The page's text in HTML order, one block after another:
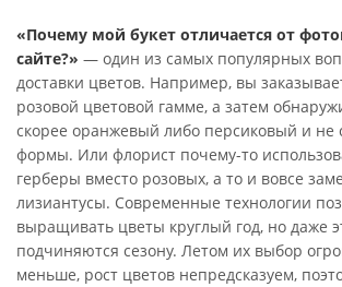
«Почему мой букет отличается от
сайте?» — один из самых популярных
доставки цветов. Например, вы
розовой цветовой гамме, а затем
скорее оранжевый либо персиковый и не
формы. Или флорист почему-то
герберы вместо розовых, а то и вовсе
лизиантусы. Современные технологии
выращивать цветы круглый год, но даже
подчиняются сезону. Летом их выбор
меньше, рост цветов непредсказуем,